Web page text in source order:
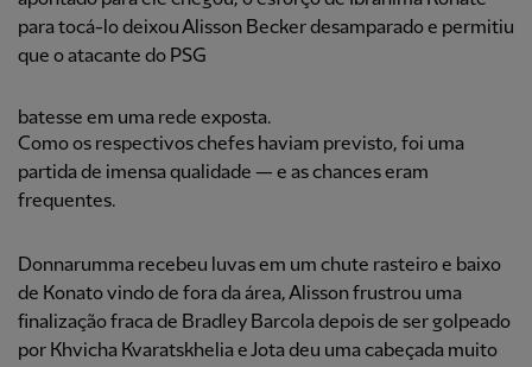
para tocá-lo deixou Alisson Becker desamparado e permitiu
que o atacante do PSG
batesse em uma rede exposta.
Como os respectivos chefes haviam previsto, foi uma
partida de imensa qualidade — e as chances eram
frequentes.
Donnarumma recebeu luvas em um chute rasteiro e baixo
de Konato vindo de fora da área, Alisson frustrou uma
finalização fraca de Bradley Barcola depois de ser golpeado
por Khvicha Kvaratskhelia e Jota deu uma cabeçada muito